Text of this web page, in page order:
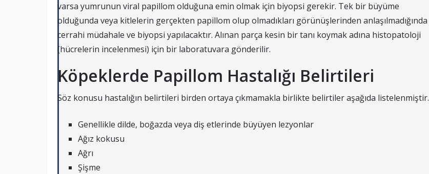
varsa yumrunun viral papillom olduğuna emin olmak için biyopsi gerekir. Tek bir büyüme
olduğunda veya kitlelerin gerçekten papillom olup olmadıkları görünüşlerinden anlaşılmadığında
cerrahi müdahale ve biyopsi yapılacaktır. Alınan parça kesin bir tanı koymak adına histopatoloji
(hücrelerin incelenmesi) için bir laboratuvara gönderilir.
Köpeklerde Papillom Hastalığı Belirtileri
Söz konusu hastalığın belirtileri birden ortaya çıkmamakla birlikte belirtiler aşağıda listelenmiştir.
Genellikle dilde, boğazda veya diş etlerinde büyüyen lezyonlar
Ağız kokusu
Ağrı
Şişme